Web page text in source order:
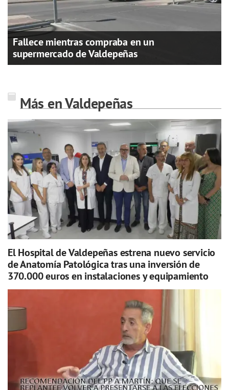
Fallece mientras compraba en un
supermercado de Valdepeñas
Más en Valdepeñas
El Hospital de Valdepeñas estrena nuevo servicio
de Anatomía Patológica tras una inversión de
370.000 euros en instalaciones y equipamiento